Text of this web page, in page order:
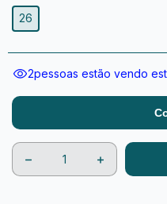
26
2pessoas estão vendo